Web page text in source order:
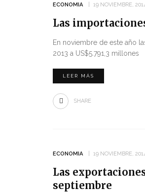
ECONOMIA 19 NOVIEMBRE,
Las
En noviembre de este año
2013 a US$5.791,3 millones
LEER MÁS
SHARE
ECONOMIA 19 NOVIEMBRE,
Las
septiembre